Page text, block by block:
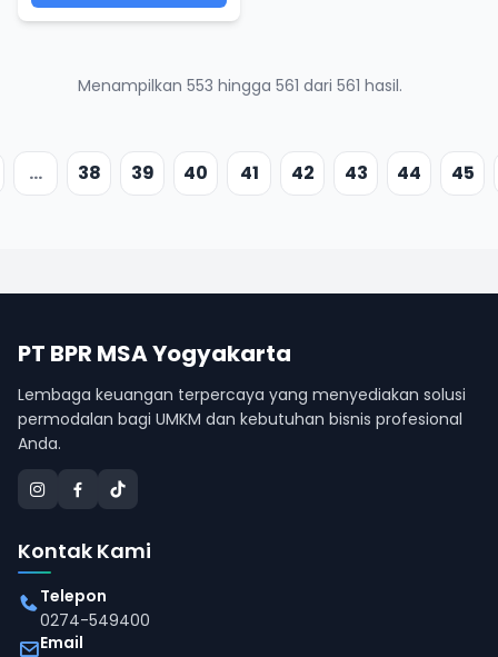
Menampilkan 553 hingga 561 dari 561 hasil.
... 38 39 40 41 42 43 44 45
PT BPR MSA Yogyakarta
Lembaga keuangan terpercaya yang menyediakan solusi
permodalan bagi UMKM dan kebutuhan bisnis profesional
Anda.
Kontak Kami
Telepon
0274-549400
Email